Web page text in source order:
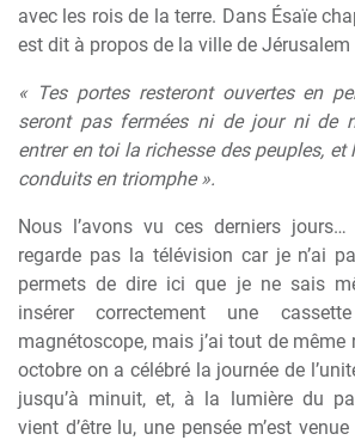
avec les rois de la terre. Dans Ésaïe
est dit à propos de la ville de Jérusalem
« Tes portes resteront ouvertes en
seront pas fermées ni de jour ni de
entrer en toi la richesse des peuples,
conduits en triomphe ».
Nous l’avons vu ces derniers
regarde pas la télévision car je n’ai
permets de dire ici que je ne sais
insérer correctement une
magnétoscope, mais j’ai tout de même
octobre on a célébré la journée de
jusqu’à minuit, et, à la lumière du
vient d’être lu, une pensée m’est